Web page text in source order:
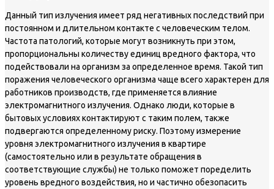
Данный тип излучения имеет ряд негативных последствий при
постоянном и длительном контакте с человеческим телом.
Частота патологий, которые могут возникнуть при этом,
пропорциональны количеству единиц вредного фактора, что
подействовали на организм за определенное время. Такой тип
поражения человеческого организма чаще всего характерен для
работников производств, где применяется влияние
электромагнитного излучения. Однако люди, которые в
бытовых условиях контактируют с таким полем, также
подвергаются определенному риску. Поэтому измерение
уровня электромагнитного излучения в квартире
(самостоятельно или в результате обращения в
соответствующие службы) не только поможет поределить
уровень вредного воздействия, но и частично обезопасить